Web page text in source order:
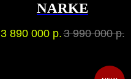
NARKE
3 890 000 р.3 990 000 р.